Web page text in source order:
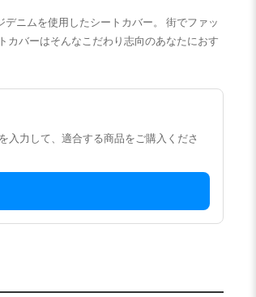
ニムを使用したシートカバー。 街でファッ
カバーはそんなこだわり志向のあなたにおす
入力して、適合する商品をご購入くださ